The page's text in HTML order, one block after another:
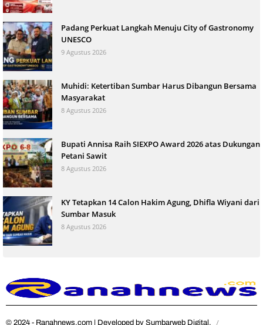
Padang Perkuat Langkah Menuju City of Gastronomy
UNESCO
9 Agustus 2026
Muhidi: Ketertiban Sumbar Harus Dibangun Bersama
Masyarakat
8 Agustus 2026
Bupati Annisa Raih SIEXPO Award 2026 atas Dukungan
Petani Sawit
8 Agustus 2026
KY Tetapkan 14 Calon Hakim Agung, Dhifla Wiyani dari
Sumbar Masuk
8 Agustus 2026
© 2024 - Ranahnews.com | Developed by Sumbarweb Digital.